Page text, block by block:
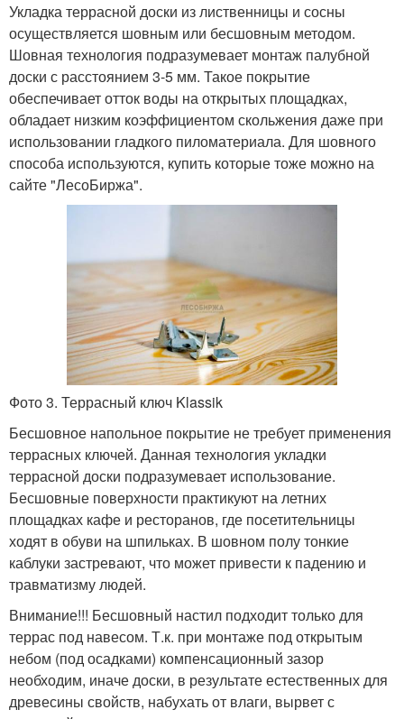
Укладка террасной доски из лиственницы и сосны
осуществляется шовным или бесшовным методом.
Шовная технология подразумевает монтаж палубной
доски с расстоянием 3-5 мм. Такое покрытие
обеспечивает отток воды на открытых площадках,
обладает низким коэффициентом скольжения даже при
использовании гладкого пиломатериала. Для шовного
способа используются, купить которые тоже можно на
сайте "ЛесоБиржа".
Фото 3. Террасный ключ Klassik
Бесшовное напольное покрытие не требует применения
террасных ключей. Данная технология укладки
террасной доски подразумевает использование.
Бесшовные поверхности практикуют на летних
площадках кафе и ресторанов, где посетительницы
ходят в обуви на шпильках. В шовном полу тонкие
каблуки застревают, что может привести к падению и
травматизму людей.
Внимание!!! Бесшовный настил подходит только для
террас под навесом. Т.к. при монтаже под открытым
небом (под осадками) компенсационный зазор
необходим, иначе доски, в результате естественных для
древесины свойств, набухать от влаги, вырвет с